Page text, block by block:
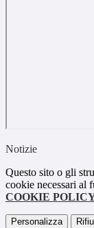
Notizie
Questo sito o gli
cookie necessari al
COOKIE
Personalizza